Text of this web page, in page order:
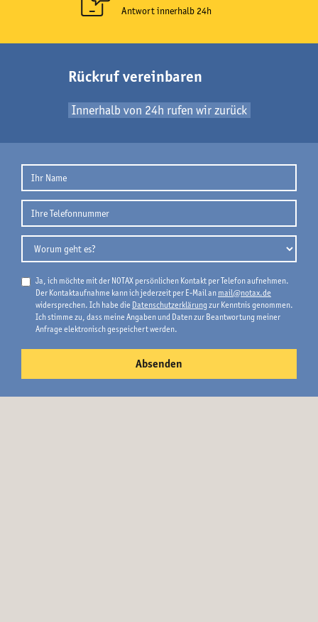
Antwort innerhalb 24h
Rückruf vereinbaren
Innerhalb von 24h rufen wir zurück
Ja, ich möchte mit der NOTAX persönlichen Kontakt per Telefon aufnehmen.
Der Kontaktaufnahme kann ich jederzeit per E-Mail an mail@notax.de
widersprechen. Ich habe die Datenschutzerklärungzur Kenntnis genommen.
Ich stimme zu, dass meine Angaben und Daten zur Beantwortung meiner
Anfrage elektronisch gespeichert werden.